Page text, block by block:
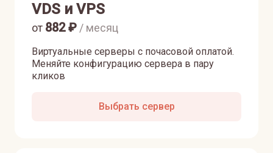
VDS и VPS
Виртуальные серверы с почасовой оплатой.
Меняйте конфигурацию сервера в пару
кликов
от 882₽ / месяц
Выбрать сервер